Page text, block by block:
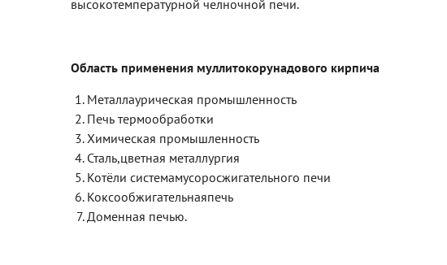
высокотемпературной челночной печи.
Область применения муллитокорунадового кирпича
Металлаурическая промышленность
Печь термообработки
Химическая промышленность
Сталь,цветная металлургия
Котёли системамусоросжигательного печи
Коксообжигательнаяпечь
Доменная печью.